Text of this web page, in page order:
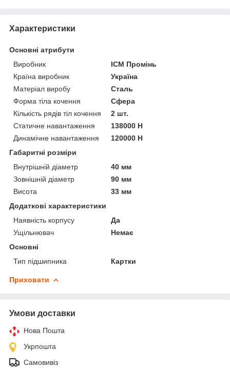
Характеристики
Основні атрибути
Виробник
ІСМ Промінь
Країна виробник
Україна
Матеріал виробу
Сталь
Форма тіла кочення
Сфера
Кількість рядів тіл кочення
2 шт.
Статичне навантаження
138000 Н
Динамічне навантаження
120000 Н
Габаритні розміри
Внутрішній діаметр
40 мм
Зовнішній діаметр
90 мм
Висота
33 мм
Додаткові характеристики
Наявність корпусу
Да
Ущільнювач
Немає
Основні
Тип підшипника
Картки
Приховати
Умови доставки
Нова Пошта
Укрпошта
Самовивіз